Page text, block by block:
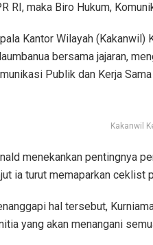
RI, maka Biro Hukum,
Kantor Wilayah (Kakanwil)
bersama jajaran,
Publik dan Kerja
Kakanwil
menekankan pentingnya
ia turut memaparkan ceklist
hal tersebut,
yang akan menangani